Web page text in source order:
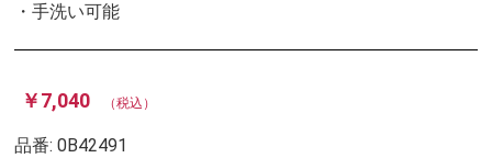
・手洗い可能
￥7,040 （税込）
品番:0B42491